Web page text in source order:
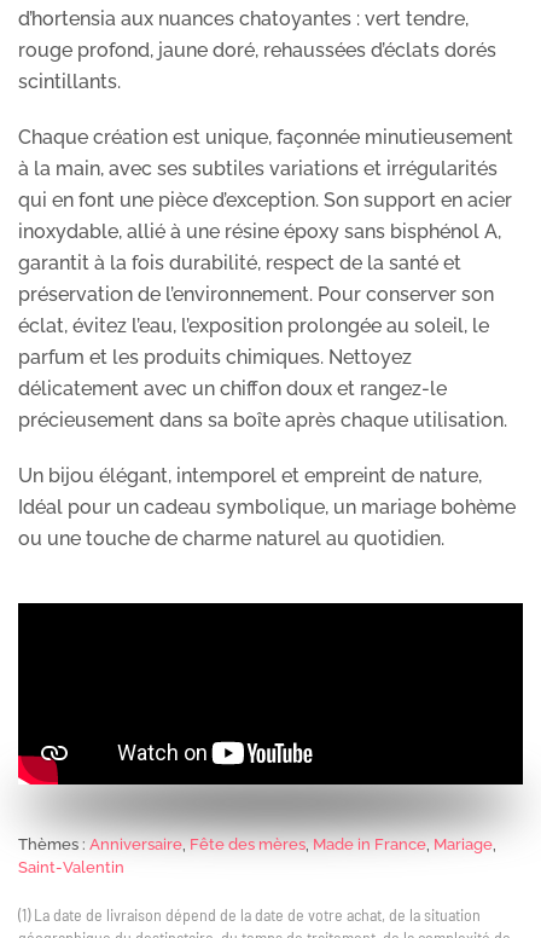
d’hortensia aux nuances chatoyantes : vert tendre,
rouge profond, jaune doré, rehaussées d’éclats dorés
scintillants.
Chaque création est unique, façonnée minutieusement
à la main, avec ses subtiles variations et irrégularités
qui en font une pièce d’exception. Son support en acier
inoxydable, allié à une résine époxy sans bisphénol A,
garantit à la fois durabilité, respect de la santé et
préservation de l’environnement. Pour conserver son
éclat, évitez l’eau, l’exposition prolongée au soleil, le
parfum et les produits chimiques. Nettoyez
délicatement avec un chiffon doux et rangez-le
précieusement dans sa boîte après chaque utilisation.
Un bijou élégant, intemporel et empreint de nature,
Idéal pour un cadeau symbolique, un mariage bohème
ou une touche de charme naturel au quotidien.
Thèmes : Anniversaire, Fête des mères, Made in France, Mariage,
Saint-Valentin
(1) La date de livraison dépend de la date de votre achat, de la situation